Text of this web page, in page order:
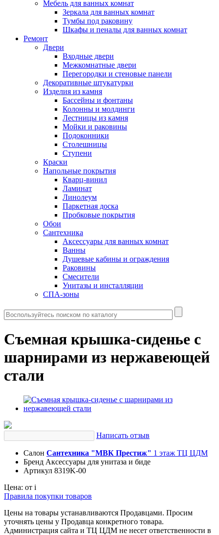
Мебель для ванных комнат
Зеркала для ванных комнат
Тумбы под раковину
Шкафы и пеналы для ванных комнат
Ремонт
Двери
Входные двери
Межкомнатные двери
Перегородки и стеновые панели
Декоративные штукатурки
Изделия из камня
Бассейны и фонтаны
Колонны и молдинги
Лестницы из камня
Мойки и раковины
Подоконники
Столешницы
Ступени
Краски
Напольные покрытия
Кварц-винил
Ламинат
Линолеум
Паркетная доска
Пробковые покрытия
Обои
Сантехника
Аксессуары для ванных комнат
Ванны
Душевые кабины и ограждения
Раковины
Смесители
Унитазы и инсталляции
СПА-зоны
Съемная крышка-сиденье с
шарнирами из нержавеющей
стали
Написать отзыв
Салон Сантехника "МВК Престиж" 1 этаж ТЦ ЦДМ
Бренд Аксессуары для унитаза и биде
Артикул 8319K-00
Цена: от i
Правила покупки товаров
Цены на товары устанавливаются Продавцами. Просим
уточнять цены у Продавца конкретного товара.
Администрация сайта и ТЦ ЦДМ не несет ответственности в